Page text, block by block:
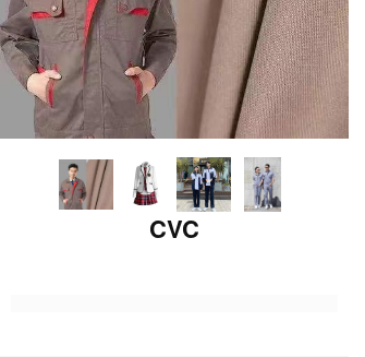
CVC